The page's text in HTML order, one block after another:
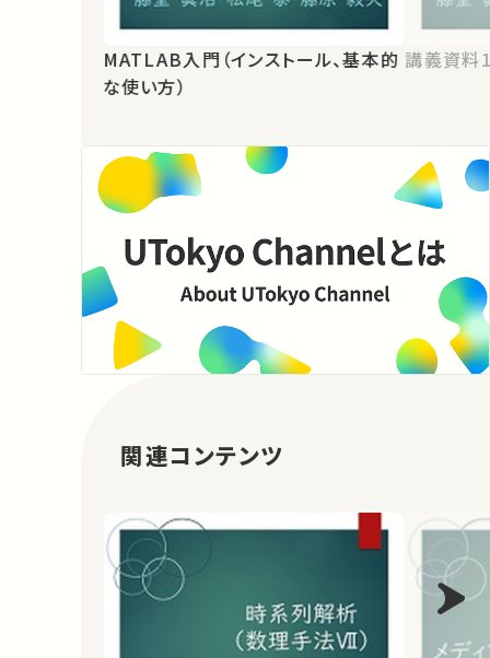
MATLAB入門（インストール、基本的
な使い方）
講義資料
関連コンテンツ